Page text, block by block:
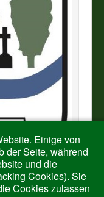
Einige von
der Seite, während
und die
Cookies). Sie
Cookies zulassen